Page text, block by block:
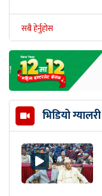
सबै हेर्नुहोस
भिडियो ग्यालरी